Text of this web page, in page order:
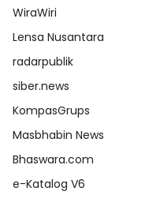
WiraWiri
Lensa Nusantara
radarpublik
siber.news
KompasGrups
Masbhabin News
Bhaswara.com
e-Katalog V6